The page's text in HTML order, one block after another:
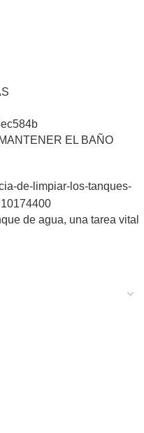
EL BAÑO
de agua, una tarea vital